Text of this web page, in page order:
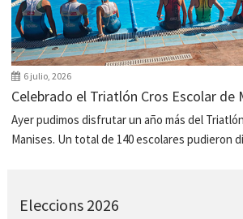
6 julio, 2026
Celebrado el Triatlón Cros Escolar de
Ayer pudimos disfrutar un año más del
Manises. Un total de 140 escolares pudieron
Eleccions 2026